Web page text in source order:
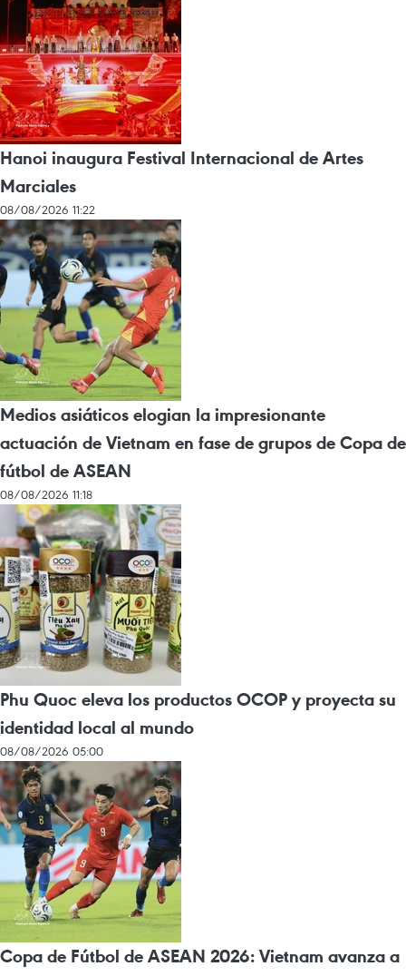
Hanoi inaugura Festival Internacional de Artes
Marciales
08/08/2026 11:22
Medios asiáticos elogian la impresionante
actuación de Vietnam en fase de grupos de Copa de
fútbol de ASEAN
08/08/2026 11:18
Phu Quoc eleva los productos OCOP y proyecta su
identidad local al mundo
08/08/2026 05:00
Copa de Fútbol de ASEAN 2026: Vietnam avanza a